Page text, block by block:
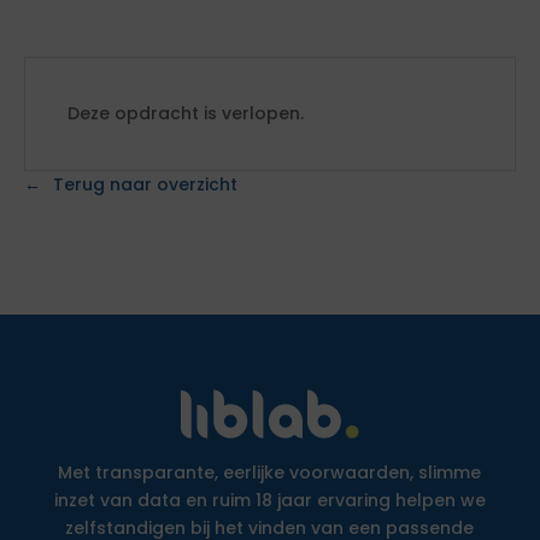
Deze opdracht is verlopen.
Terug naar overzicht
Met transparante, eerlijke voorwaarden, slimme
inzet van data en ruim 18 jaar ervaring helpen we
zelfstandigen bij het vinden van een passende